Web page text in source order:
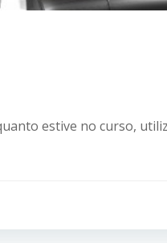
estive no curso,